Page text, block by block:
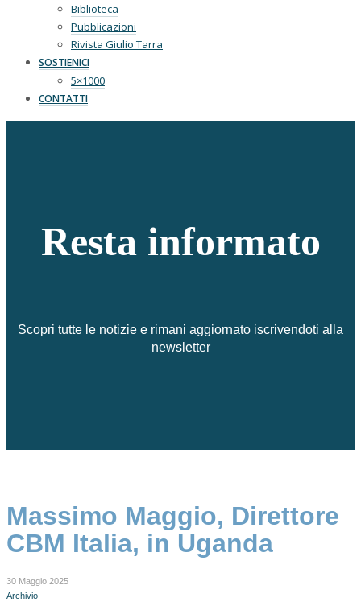
Biblioteca
Pubblicazioni
Rivista Giulio Tarra
SOSTIENICI
5×1000
CONTATTI
Resta informato
Scopri tutte le notizie e rimani aggiornato iscrivendoti alla
newsletter
Massimo Maggio, Direttore
CBM Italia, in Uganda
30 Maggio 2025
Archivio